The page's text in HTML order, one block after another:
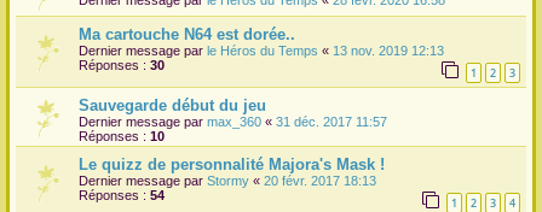
Ma cartouche N64 est dorée..
Dernier message par le Héros du Temps « 13 nov. 2019 12:13
Réponses : 30 1 2 3
Sauvegarde début du jeu
Dernier message par max_360 « 31 déc. 2017 11:57
Réponses : 10
Le quizz de personnalité Majora's Mask !
Dernier message par Stormy « 20 févr. 2017 18:13
Réponses : 54 1 2 3 4